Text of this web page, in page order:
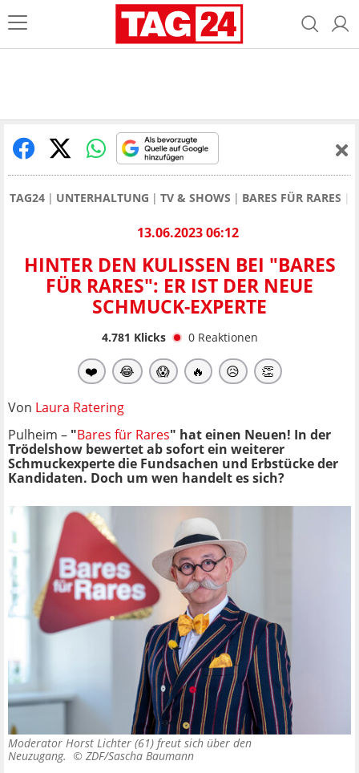
TAG24 UNTERHALTUNG TV & SHOWS BARES FÜR RARES
13.06.2023 06:12
HINTER DEN KULISSEN BEI "BARES
FÜR RARES": ER IST DER NEUE
SCHMUCK-EXPERTE
4.781 Klicks 0 Reaktionen
❤️ 😂 😱 🔥 😥 👏
Von Laura Ratering
Pulheim – "Bares für Rares" hat einen Neuen! In der
Trödelshow bewertet ab sofort ein weiterer
Schmuckexperte die Fundsachen und Erbstücke der
Kandidaten. Doch um wen handelt es sich?
Moderator Horst Lichter (61) freut sich über den
Neuzugang. © ZDF/Sascha Baumann